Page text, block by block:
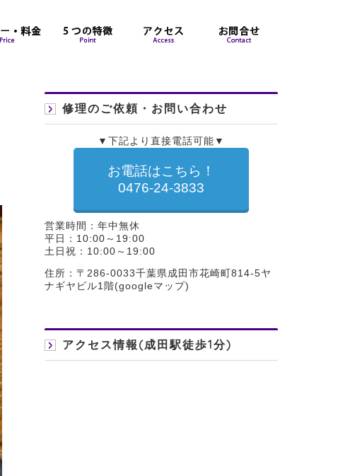
修理のご依頼・お問い合わせ
▼下記より直接電話可能▼
お電話はこちら！
0476-24-3833
営業時間：年中無休
平日：10:00～19:00
土日祝：10:00～19:00
住所：〒286-0033千葉県成田市花崎町814-5ヤ
ナギヤビル1階(googleマップ)
アクセス情報(成田駅徒歩1分)